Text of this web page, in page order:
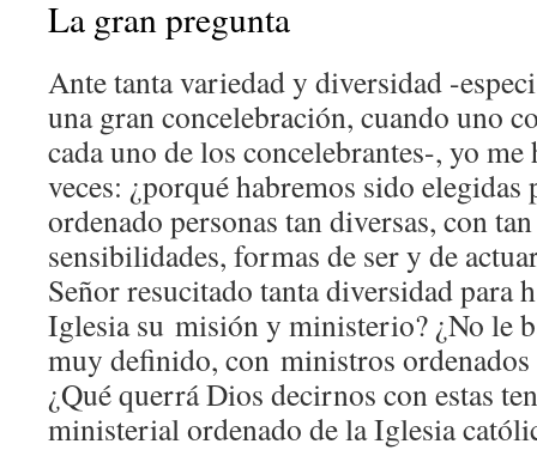
La gran pregunta
Ante tanta variedad y diversidad -
una gran concelebración, cuando uno
cada uno de los concelebrantes-, yo
veces: ¿porqué habremos sido
ordenado personas tan diversas, con
sensibilidades, formas de ser y de
Señor resucitado tanta diversidad para
Iglesia su misión y ministerio? ¿No le
muy definido, con ministros
¿Qué querrá Dios decirnos con estas
ministerial ordenado de la Iglesia